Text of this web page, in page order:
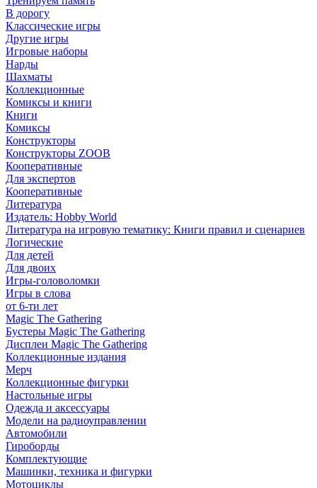
В дорогу
Классические игры
Другие игры
Игровые наборы
Нарды
Шахматы
Коллекционные
Комиксы и книги
Книги
Комиксы
Конструкторы
Конструкторы ZOOB
Кооперативные
Для экспертов
Кооперативные
Литература
Издатель: Hobby World
Литература на игровую тематику: Книги правил и сценариев
Логические
Для детей
Для двоих
Игры-головоломки
Игры в слова
от 6-ти лет
Magic The Gathering
Бустеры Magic The Gathering
Дисплеи Magic The Gathering
Коллекционные издания
Мерч
Коллекционные фигурки
Настольные игры
Одежда и аксессуары
Модели на радиоуправлении
Автомобили
Гироборды
Комплектующие
Машинки, техника и фигурки
Мотоциклы